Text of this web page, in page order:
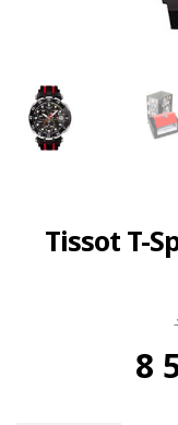
Tissot T-
8